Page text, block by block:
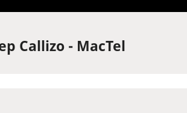
Callizo - MacTel